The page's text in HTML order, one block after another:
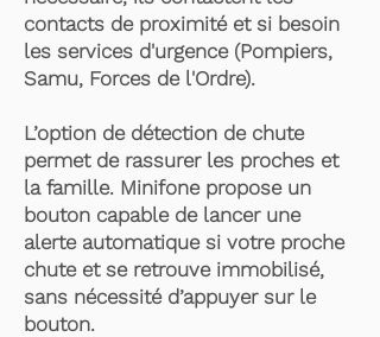
contacts de proximité et si besoin
les services d'urgence (Pompiers,
Samu, Forces de l'Ordre).
L’option de détection de chute
permet de rassurer les proches et
la famille. Minifone propose un
bouton capable de lancer une
alerte automatique si votre proche
chute et se retrouve immobilisé,
sans nécessité d’appuyer sur le
bouton.